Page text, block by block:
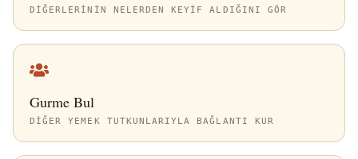
DIĞERLERININ NELERDEN KEYIF ALDIĞINI GÖR
Gurme Bul
DIĞER YEMEK TUTKUNLARIYLA BAĞLANTI KUR